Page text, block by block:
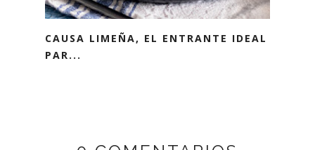
CAUSA LIMEÑA, EL ENTRANTE IDEAL
PAR...